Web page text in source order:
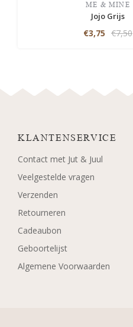
ME & MINE
Jojo Grijs
€3,75 €7,50
KLANTENSERVICE
Contact met Jut & Juul
Veelgestelde vragen
Verzenden
Retourneren
Cadeaubon
Geboortelijst
Algemene Voorwaarden